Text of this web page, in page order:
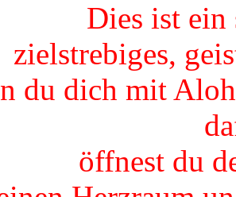
Dies ist ein
zielstrebiges,
du dich mit
öffnest du